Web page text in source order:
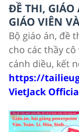
ĐỀ THI, GIÁO
GIÁO VIÊN
Bộ giáo án, đề
cho các thầy
cánh diều, kết
https://
VietJack